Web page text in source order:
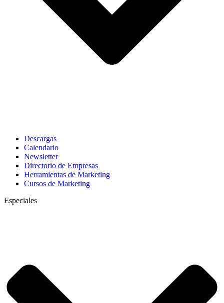
Descargas
Calendario
Newsletter
Directorio de Empresas
Herramientas de Marketing
Cursos de Marketing
Especiales